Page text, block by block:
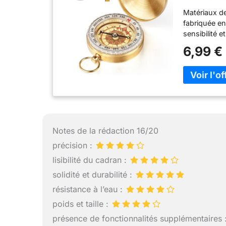
Voyage,
Matériaux
fabriquée
sensibilité
pour
d'utilisation
rotation
Petite et
6,99 €
Notes de la rédaction 16/20
précision :
lisibilité du cadran :
solidité et durabilité :
résistance à l’eau :
poids et taille :
présence de fonctionnalités supplémentaires :